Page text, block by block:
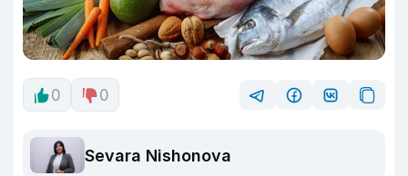
0 0
Sevara Nishonova